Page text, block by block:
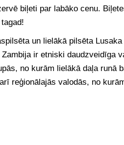
biļeti par labāko cenu.
un lielākā pilsēta
ir etniski daudzveidīga
no kurām lielākā daļa runā
reģionālajās valodās, no